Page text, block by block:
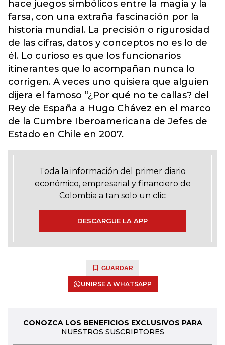
hace juegos simbólicos entre la magia y la
farsa, con una extraña fascinación por la
historia mundial. La precisión o rigurosidad
de las cifras, datos y conceptos no es lo de
él. Lo curioso es que los funcionarios
itinerantes que lo acompañan nunca lo
corrigen. A veces uno quisiera que alguien
dijera el famoso “¿Por qué no te callas? del
Rey de España a Hugo Chávez en el marco
de la Cumbre Iberoamericana de Jefes de
Estado en Chile en 2007.
Toda la información del primer diario
económico, empresarial y financiero de
Colombia a tan solo un clic
DESCARGUE LA APP
GUARDAR
UNIRSE A WHATSAPP
CONOZCA LOS BENEFICIOS EXCLUSIVOS PARA
NUESTROS SUSCRIPTORES